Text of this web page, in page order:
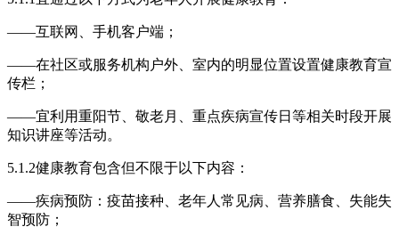
——互联网、手机客户端；
——在社区或服务机构户外、室内的明显位置设置健康教育宣
传栏；
——宜利用重阳节、敬老月、重点疾病宣传日等相关时段开展
知识讲座等活动。
5.1.2健康教育包含但不限于以下内容：
——疾病预防：疫苗接种、老年人常见病、营养膳食、失能失
智预防；